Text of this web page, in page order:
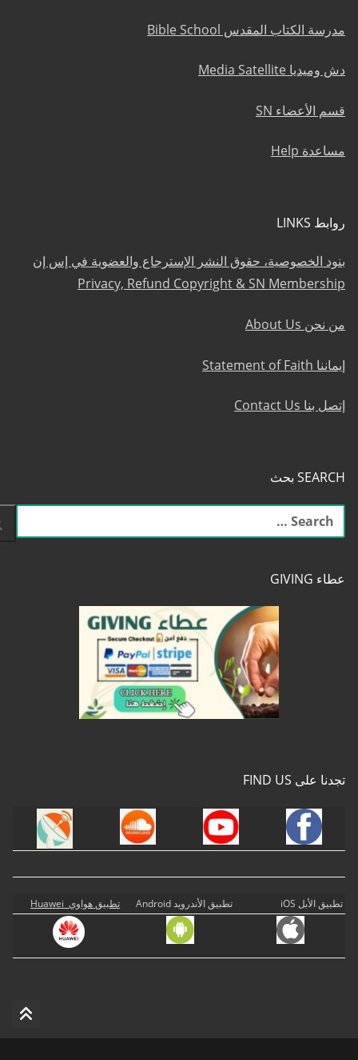
مدرسة الكتاب المقدس Bible School
دش وميديا Media Satellite
قسم الأعضاء SN
مساعدة Help
روابط LINKS
بنود الخصوصية، حقوق النشر الإسترجاع والعضوية في إس إن
Privacy, Refund Copyright & SN Membership
من نحن About Us
إيماننا Statement of Faith
إتصل بنا Contact Us
SEARCH بحث
البحث
عن:
عطاء GIVING
تجدنا على FIND US
تطبيق الأبل iOS تطبيق الأندرويد Android تطبيق هواوي Huawei